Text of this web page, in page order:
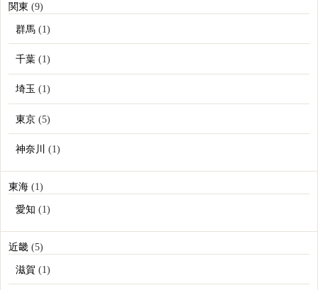
関東 (9)
群馬 (1)
千葉 (1)
埼玉 (1)
東京 (5)
神奈川 (1)
東海(1)
愛知 (1)
近畿(5)
滋賀 (1)